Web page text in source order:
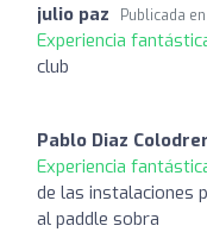
julio paz Publicada en
Experiencia
club
Pablo Diaz
Experiencia
de las instalaciones
al paddle sobra